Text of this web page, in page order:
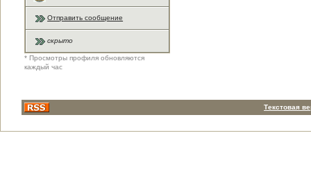
Отправить сообщение
скрыто
* Просмотры профиля обновляются
каждый час
Текстовая